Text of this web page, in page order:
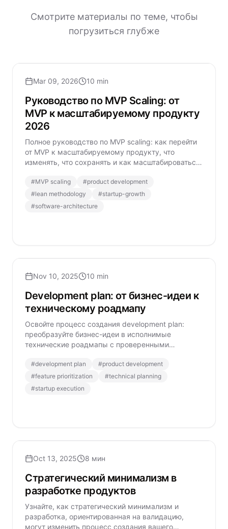
Смотрите материалы по теме, чтобы
погрузиться глубже
Mar 09, 2026 10 min
Руководство по MVP Scaling: от
MVP к масштабируемому продукту
2026
Полное руководство по MVP scaling: как перейти
от MVP к масштабируемому продукту, что
изменять, что сохранять и как масштабироваться
#MVP scaling #product development
#lean methodology #startup-growth
#software-architecture
Nov 10, 2025 10 min
Development plan: от бизнес-идеи к
техническому роадмапу
Освойте процесс создания development plan:
преобразуйте бизнес-идеи в исполнимые
технические роадмапы с проверенными
архитектурного планирования.
#development plan #product development
#feature prioritization #technical planning
#startup execution
Oct 13, 2025 8 мин
Стратегический минимализм в
разработке продуктов
Узнайте, как стратегический минимализм и
разработка, ориентированная на валидацию,
могут изменить процесс создания вашего